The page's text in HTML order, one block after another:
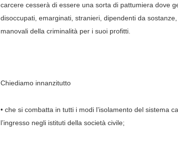
carcere cesserà di essere una sorta di pattumiera dove
disoccupati, emarginati, stranieri, dipendenti da
manovali della criminalità per i suoi profitti.
Chiediamo innanzitutto
• che si combatta in tutti i modi l’isolamento del sistema
l’ingresso negli istituti della società civile;